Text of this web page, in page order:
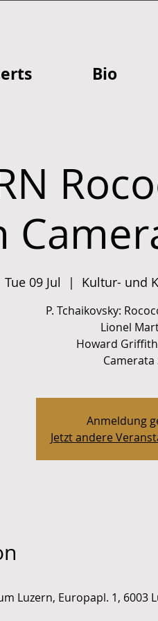
Bio
Tue 09 Jul
  |
Kultur- und
P. Tchaikovsky:
Lionel
Howard
Camerata
Anmeldung
Jetzt andere
Luzern, Europapl. 1, 6003